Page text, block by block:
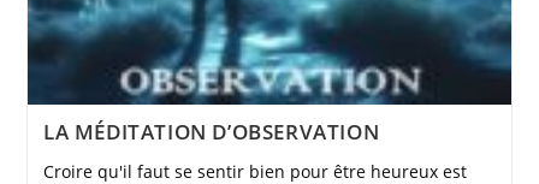
LA MÉDITATION D’OBSERVATION
Croire qu'il faut se sentir bien pour être heureux est